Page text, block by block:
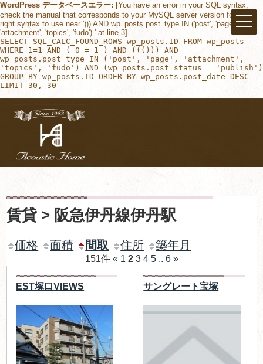
WordPress データベースエラー: [You have an error in your SQL syntax;
check the manual that corresponds to your MySQL server version for the
right syntax to use near '))) AND wp_posts.post_type IN ('post', 'page',
'attachment', 'topics', 'fudo') ' at line 3]
SELECT SQL_CALC_FOUND_ROWS wp_posts.ID FROM wp_posts
WHERE 1=1 AND ( 0 = 1 ) AND ((())) AND
wp_posts.post_type IN ('post', 'page', 'attachment',
'topics', 'fudo') AND (wp_posts.post_status = 'publish')
GROUP BY wp_posts.ID ORDER BY wp_posts.post_date DESC
LIMIT 30, 30
賃貸 > 阪急伊丹線伊丹駅
価格 面積 間取 住所 築年月
151件 « 1 2 3 4 5.. 6 »
EST塚口VIEWS サングレート宝塚